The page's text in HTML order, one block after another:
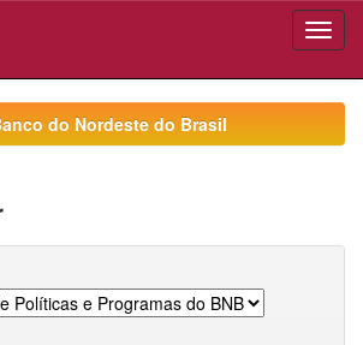
do Nordeste do Brasil